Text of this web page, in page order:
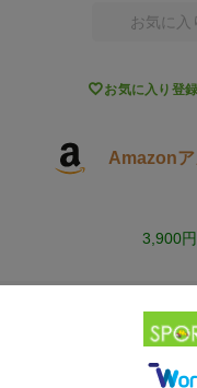
お気に入
お気に入り登
Amazonア
3,900
ございません。ただいま
取